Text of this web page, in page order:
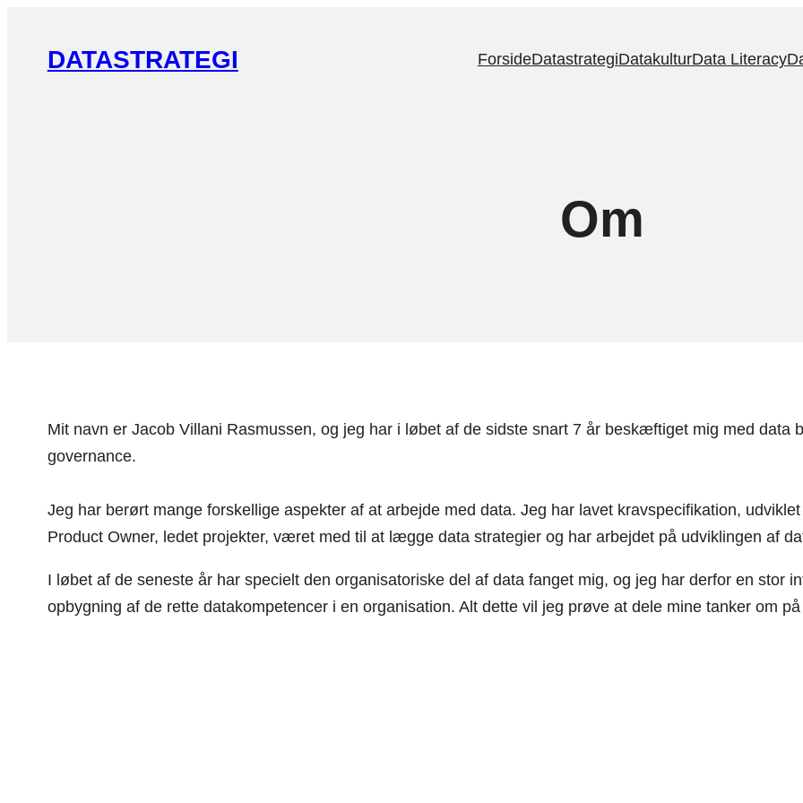
DATASTRATEGI ForsideDatastrategiDatakulturData Literacy
Om
Mit navn er Jacob Villani Rasmussen, og jeg har i løbet af de sidste snart 7 år beskæftiget mig med data
governance.
Jeg har berørt mange forskellige aspekter af at arbejde med data. Jeg har lavet kravspecifikation,
Product Owner, ledet projekter, været med til at lægge data strategier og har arbejdet på udviklingen af
I løbet af de seneste år har specielt den organisatoriske del af data fanget mig, og jeg har derfor en stor
opbygning af de rette datakompetencer i en organisation. Alt dette vil jeg prøve at dele mine tanker om